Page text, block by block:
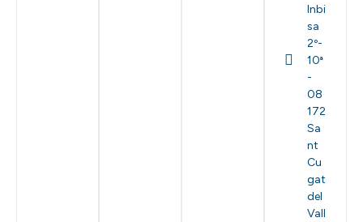
Inbi
sa
2º-
10ª
-
08
172
Sa
nt
Cu
gat
del
Vall